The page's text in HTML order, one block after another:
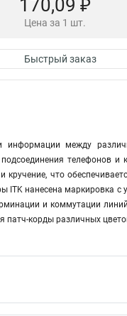
170,09 ₽
Цена за 1 шт.
Быстрый заказ
между
телефонов
что
нанесена маркировка с
и коммутации
патч-корды различных